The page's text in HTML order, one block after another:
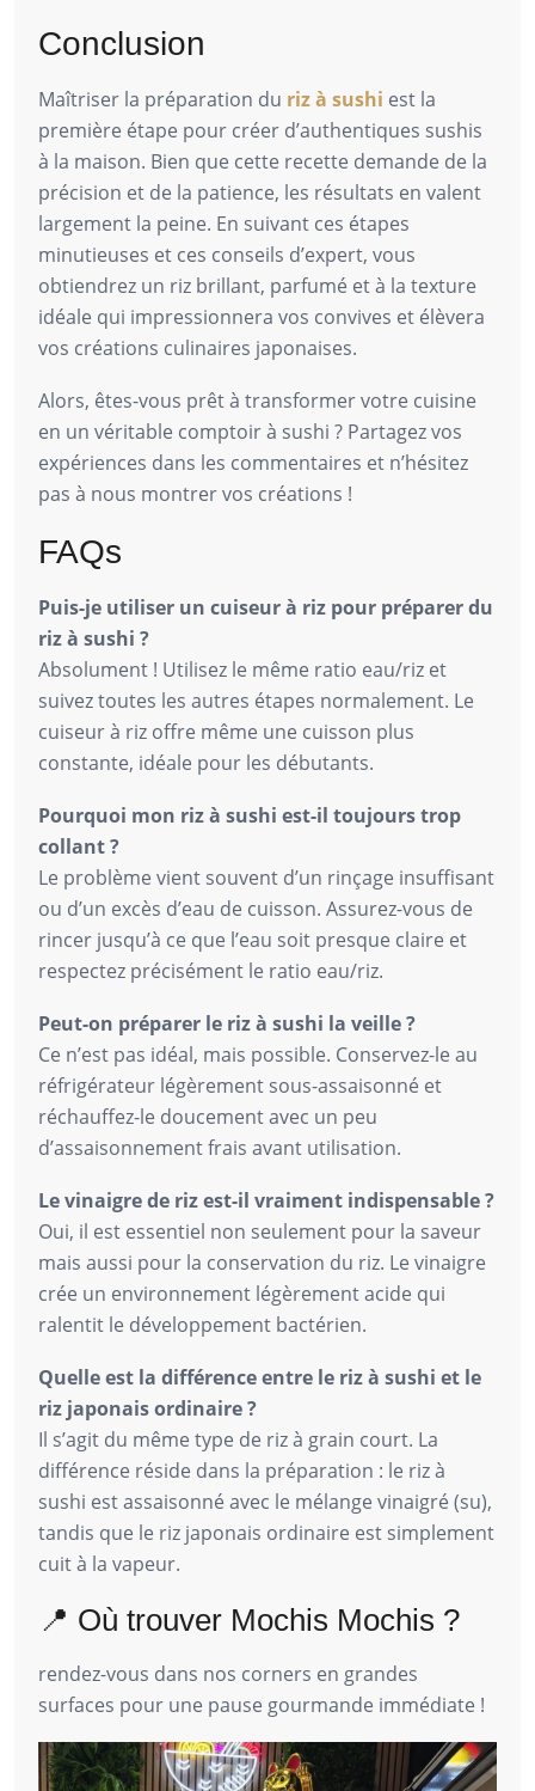
Conclusion
Maîtriser la préparation du riz à sushi est la
première étape pour créer d’authentiques sushis
à la maison. Bien que cette recette demande de la
précision et de la patience, les résultats en valent
largement la peine. En suivant ces étapes
minutieuses et ces conseils d’expert, vous
obtiendrez un riz brillant, parfumé et à la texture
idéale qui impressionnera vos convives et élèvera
vos créations culinaires japonaises.
Alors, êtes-vous prêt à transformer votre cuisine
en un véritable comptoir à sushi ? Partagez vos
expériences dans les commentaires et n’hésitez
pas à nous montrer vos créations !
FAQs
Puis-je utiliser un cuiseur à riz pour préparer du
riz à sushi ?
Absolument ! Utilisez le même ratio eau/riz et
suivez toutes les autres étapes normalement. Le
cuiseur à riz offre même une cuisson plus
constante, idéale pour les débutants.
Pourquoi mon riz à sushi est-il toujours trop
collant ?
Le problème vient souvent d’un rinçage insuffisant
ou d’un excès d’eau de cuisson. Assurez-vous de
rincer jusqu’à ce que l’eau soit presque claire et
respectez précisément le ratio eau/riz.
Peut-on préparer le riz à sushi la veille ?
Ce n’est pas idéal, mais possible. Conservez-le au
réfrigérateur légèrement sous-assaisonné et
réchauffez-le doucement avec un peu
d’assaisonnement frais avant utilisation.
Le vinaigre de riz est-il vraiment indispensable ?
Oui, il est essentiel non seulement pour la saveur
mais aussi pour la conservation du riz. Le vinaigre
crée un environnement légèrement acide qui
ralentit le développement bactérien.
Quelle est la différence entre le riz à sushi et le
riz japonais ordinaire ?
Il s’agit du même type de riz à grain court. La
différence réside dans la préparation : le riz à
sushi est assaisonné avec le mélange vinaigré (su),
tandis que le riz japonais ordinaire est simplement
cuit à la vapeur.
📍 Où trouver Mochis Mochis ?
rendez-vous dans nos corners en grandes
surfaces pour une pause gourmande immédiate !